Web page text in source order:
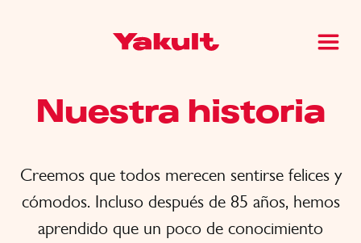
Nuestra historia
Creemos que todos merecen sentirse felices y
cómodos. Incluso después de 85 años, hemos
aprendido que un poco de conocimiento